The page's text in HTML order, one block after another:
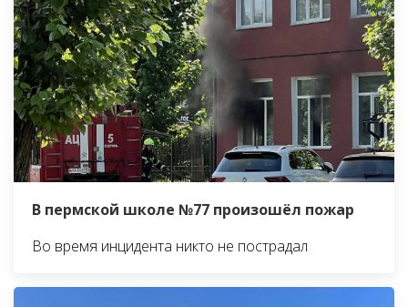
В пермской школе №77 произошёл пожар
Во время инцидента никто не пострадал